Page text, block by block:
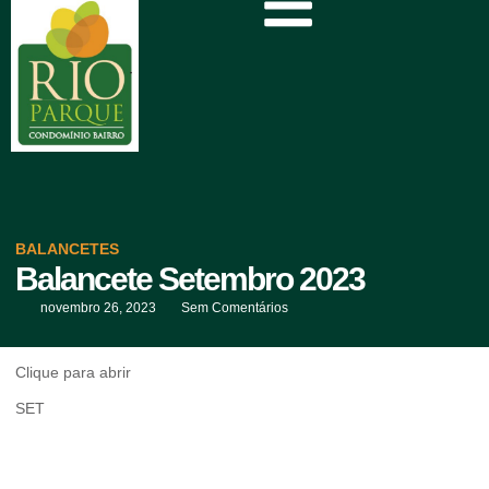
BALANCETES
Balancete Setembro 2023
novembro 26, 2023 Sem Comentários
Clique para abrir
SET